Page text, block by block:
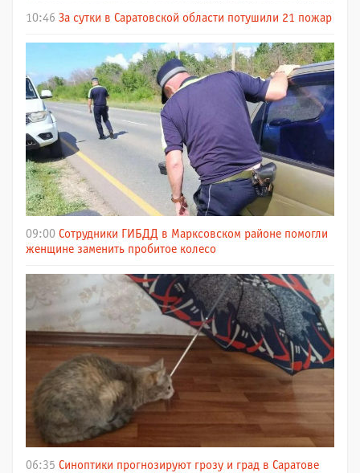
10:46 За сутки в Саратовской области потушили 21 пожар
09:00 Сотрудники ГИБДД в Марксовском районе помогли
женщине заменить пробитое колесо
06:35 Синоптики прогнозируют грозу и град в Саратове